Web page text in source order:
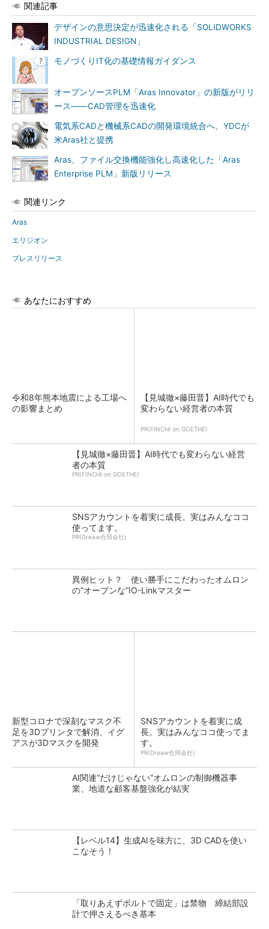
関連記事
デザインの意思決定が迅速化される「SOLIDWORKS
INDUSTRIAL DESIGN」
モノづくりIT化の基礎情報ガイダンス
オープンソースPLM「Aras Innovator」の新版がリリ
ース――CAD管理を迅速化
電気系CADと機械系CADの開発環境統合へ、YDCが
米Aras社と提携
Aras、ファイル交換機能強化し高速化した「Aras
Enterprise PLM」新版リリース
関連リンク
Aras
エリジオン
プレスリリース
あなたにおすすめ
令和8年熊本地震による工場へ
の影響まとめ
【見城徹×藤田晋】AI時代でも
変わらない経営者の本質
PR(FINCHI on GOETHE)
【見城徹×藤田晋】AI時代でも変わらない経営
者の本質
PR(FINCHI on GOETHE)
SNSアカウントを着実に成長。実はみんなココ
使ってます。
PR(Dreaw合同会社)
異例ヒット？ 使い勝手にこだわったオムロン
の“オープンな”IO-Linkマスター
新型コロナで深刻なマスク不
足を3Dプリンタで解消、イグ
アスが3Dマスクを開発
SNSアカウントを着実に成
長。実はみんなココ使ってま
す。
PR(Dreaw合同会社)
AI関連“だけじゃない”オムロンの制御機器事
業、地道な顧客基盤強化が結実
【レベル14】生成AIを味方に、3D CADを使い
こなそう！
「取りあえずボルトで固定」は禁物 締結部設
計で押さえるべき基本